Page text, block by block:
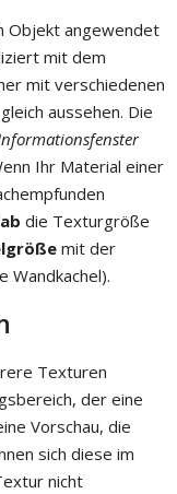
Objekt angewendet
mit dem
mit verschiedenen
aussehen. Die
Ihr Material einer
die Texturgröße
mit der
Wandkachel).
Texturen
der eine
Vorschau, die
sich diese im
nicht